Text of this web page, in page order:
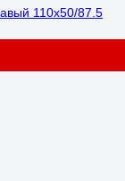
110x50/87.5